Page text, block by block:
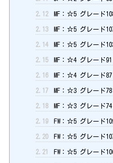
2.12 MF：☆5 グレード
2.13 MF：☆5 グレード
2.14 MF：☆5 グレード
2.15 MF：☆4 グレード
2.16 MF：☆4 グレード
2.17 MF：☆3 グレード
2.18 MF：☆3 グレード
2.19 FW：☆5 グレード
2.20 FW：☆5 グレード
2.21 FW：☆5 グレード